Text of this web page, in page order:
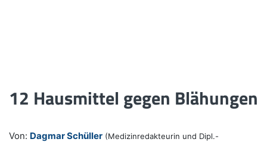
12 Hausmittel gegen Blähungen
Von: Dagmar Schüller (Medizinredakteurin und Dipl.-